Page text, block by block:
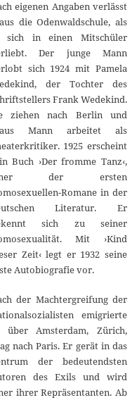
eigenen Angaben verlässt
die Odenwaldschule, als
sich in einen Mitschüler
Der junge Mann
sich 1924 mit Pamela
der Tochter des
Frank Wedekind.
ziehen nach Berlin und
Mann arbeitet als
1925 erscheint
Buch ›Der fromme Tanz‹,
der ersten
Romane in der
Literatur. Er
sich zu seiner
Mit ›Kind
Zeit‹ legt er 1932 seine
Autobiografie vor.
der Machtergreifung der
emigrierte
über Amsterdam, Zürich,
nach Paris. Er gerät in das
der bedeutendsten
des Exils und wird
ihrer Repräsentanten. Ab